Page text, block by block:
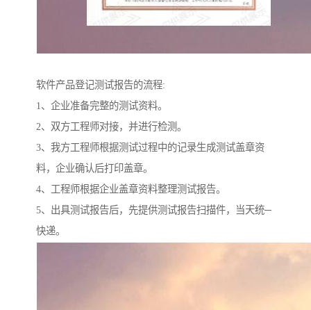
软件产品登记测试报告的流程:
1、企业准备完整的测试资料。
2、双方工程师对接，并进行检测。
3、我方工程师根据测试过程中的记录生成测试盖章资
料，企业确认后打印盖章。
4、工程师根据企业盖章资料整理测试报告。
5、出具测试报告后，先提供测试报告扫描件，当天统─
快递。